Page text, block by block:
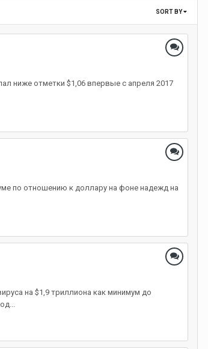
SORT BY
ниже отметки $1,06 впервые с апреля 2017
по отношению к доллару на фоне надежд на
на $1,9 триллиона как минимум до